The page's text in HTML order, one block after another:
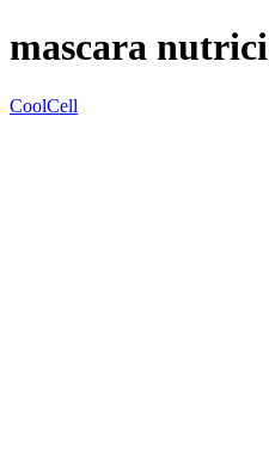
mascara
CoolCell